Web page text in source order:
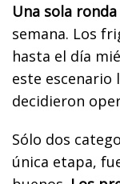
Una sola ronda
semana. Los
hasta el día
este escenario
decidieron
Sólo dos
única etapa,